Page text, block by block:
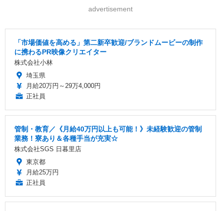
advertisement
「市場価値を高める」第二新卒歓迎/ブランドムービーの制作
に携わるPR映像クリエイター
株式会社小林
埼玉県
月給20万円～29万4,000円
正社員
管制・教育／《月給40万円以上も可能！》未経験歓迎の管制
業務！寮あり＆各種手当が充実☆
株式会社SGS 日暮里店
東京都
月給25万円
正社員